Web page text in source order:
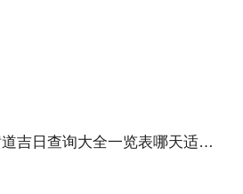
古冶区2022年8月份搬家的黄道吉日查询大全一览表哪天适合搬家好日子